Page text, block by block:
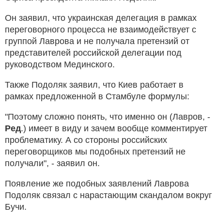
Он заявил, что украинская делегация в рамках
переговорного процесса не взаимодействует с
группой Лаврова и не получала претензий от
представителей российской делегации под
руководством Мединского.
Также Подоляк заявил, что Киев работает в
рамках предложенной в Стамбуле формулы:
"Поэтому сложно понять, что именно он (Лавров, -
Ред.) имеет в виду и зачем вообще комментирует
проблематику. А со стороны российских
переговорщиков мы подобных претензий не
получали", - заявил он.
Появление же подобных заявлений Лаврова
Подоляк связал с нарастающим скандалом вокруг
Бучи.